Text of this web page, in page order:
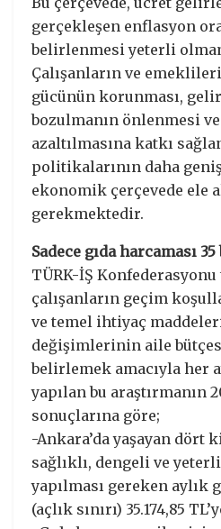
gerçekleşen enflasyon
belirlenmesi yeterli
Çalışanların ve
gücünün korunması,
bozulmanın önlenmesi
azaltılmasına katkı
politikalarının daha
ekonomik çerçevede ele
gerekmektedir.
Sadece gıda harcaması
TÜRK-İŞ Konfederasyonu
çalışanların geçim
ve temel ihtiyaç
değişimlerinin aile
belirlemek amacıyla her
yapılan bu araştırmanın
sonuçlarına göre;
-Ankara’da yaşayan
sağlıklı, dengeli ve
yapılması gereken aylık
(açlık sınırı) 35.174,85